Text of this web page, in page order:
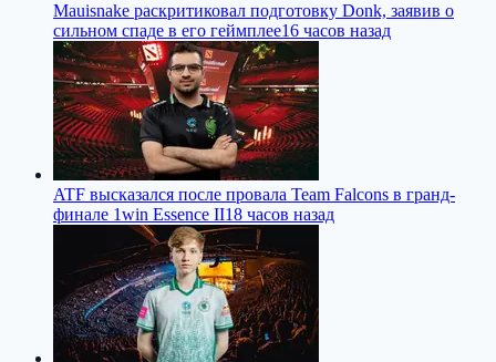
Mauisnake раскритиковал подготовку Donk, заявив о
сильном спаде в его геймплее16 часов назад
ATF высказался после провала Team Falcons в гранд-
финале 1win Essence II18 часов назад